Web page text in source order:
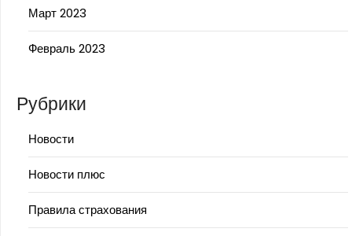
Март 2023
Февраль 2023
Рубрики
Новости
Новости плюс
Правила страхования